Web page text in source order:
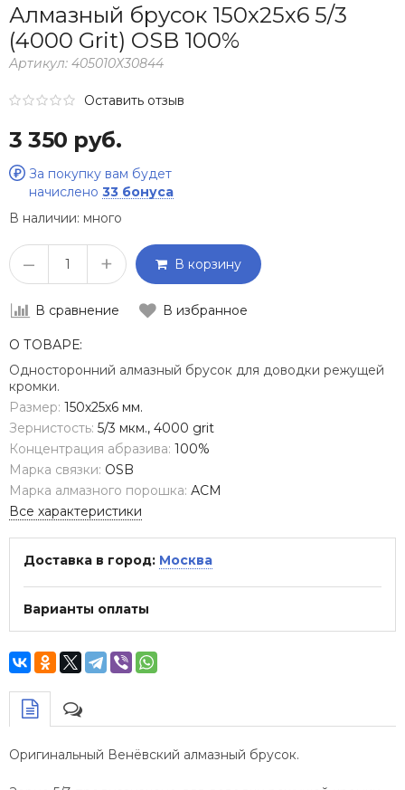
Алмазный брусок 150х25х6 5/3
(4000 Grit) OSB 100%
Артикул: 405010Х30844
Оставить отзыв
3 350 руб.
За покупку вам будет
начислено 33 бонуса
В наличии: много
– + В корзину
В сравнение В избранное
О ТОВАРЕ:
Односторонний алмазный брусок для доводки режущей
кромки.
Размер: 150х25х6 мм.
Зернистость: 5/3 мкм., 4000 grit
Концентрация абразива: 100%
Марка связки: OSB
Марка алмазного порошка: АСМ
Все характеристики
Доставка в город: Москва
Варианты оплаты
Оригинальный Венёвский алмазный брусок.